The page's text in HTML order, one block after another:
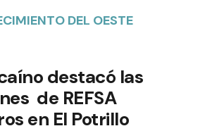
DEL OESTE
destacó las
de REFSA
en El Potrillo